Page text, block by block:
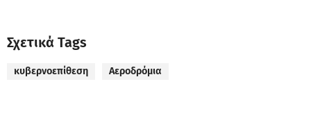
Σχετικά Tags
κυβερνοεπίθεση Αεροδρόμια